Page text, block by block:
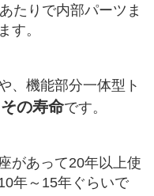
たりで内部パーツま
す。
、機能部分一体型ト
の寿命です。
があって20年以上使
年～15年ぐらいで